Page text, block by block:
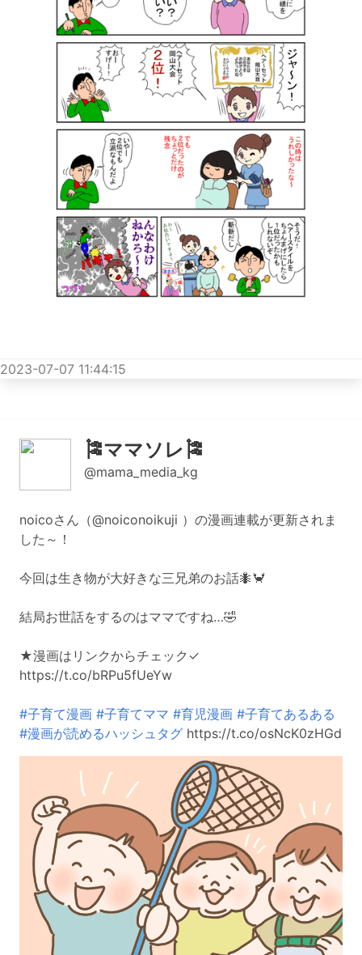
2023-07-07 11:44:15
🎏ママソレ🎏
@mama_media_kg
noicoさん（@noiconoikuji ）の漫画連載が更新されま
した～！
今回は生き物が大好きな三兄弟のお話🐜🦀
結局お世話をするのはママですね…🤣
★漫画はリンクからチェック✓
https://t.co/bRPu5fUeYw
#子育て漫画 #子育てママ #育児漫画 #子育てあるある
#漫画が読めるハッシュタグ https://t.co/osNcK0zHGd